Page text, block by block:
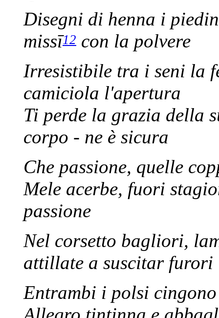
Disegni di henna i
missī12 con la polvere
Irresistibile tra i seni la
camiciola l'apertura
Ti perde la grazia della
corpo - ne è sicura
Che passione, quelle
Mele acerbe, fuori
passione
Nel corsetto bagliori,
attillate a suscitar furori
Entrambi i polsi